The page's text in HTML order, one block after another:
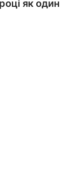
як один